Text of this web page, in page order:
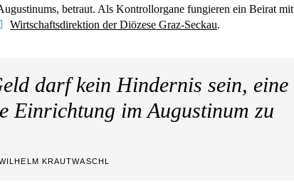
betraut. Als Kontrollorgane fungieren ein Beirat mit
Wirtschaftsdirektion der Diözese Graz-Seckau.
darf kein Hindernis sein, eine
Einrichtung im Augustinum zu
KRAUTWASCHL